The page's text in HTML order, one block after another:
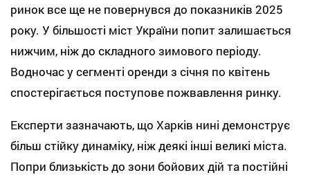
ринок все ще не повернувся до показників 2025
року. У більшості міст України попит залишається
нижчим, ніж до складного зимового періоду.
Водночас у сегменті оренди з січня по квітень
спостерігається поступове пожвавлення ринку.
Експерти зазначають, що Харків нині демонструє
більш стійку динаміку, ніж деякі інші великі міста.
Попри близькість до зони бойових дій та постійні